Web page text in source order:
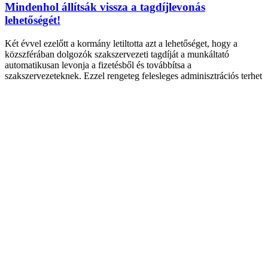
Mindenhol állítsák vissza a tagdíjlevonás
lehetőségét!
Két évvel ezelőtt a kormány letiltotta azt a lehetőséget, hogy a
közszférában dolgozók szakszervezeti tagdíját a munkáltató
automatikusan levonja a fizetésből és továbbítsa a
szakszervezeteknek. Ezzel rengeteg felesleges adminisztrációs terhet